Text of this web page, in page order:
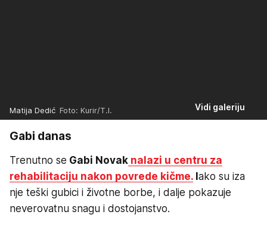
Vidi galeriju
Matija Dedić Foto: Kurir/T.I.
Gabi danas
Trenutno se Gabi Novak nalazi u centru za
rehabilitaciju nakon povrede kičme. ako su iza
nje teški gubici i životne borbe, i dalje pokazuje
neverovatnu snagu i dostojanstvo.